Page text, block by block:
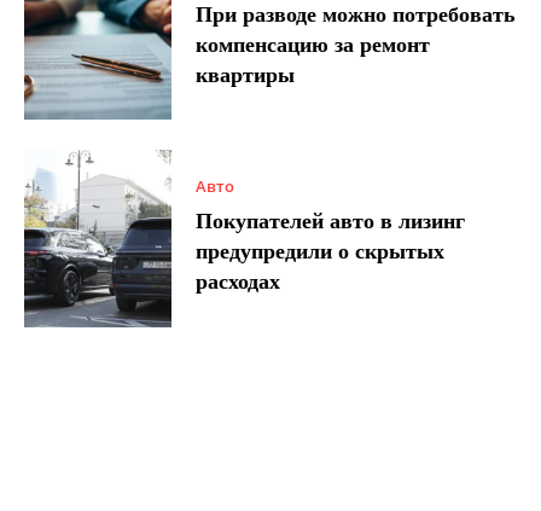
При разводе можно потребовать
компенсацию за ремонт
квартиры
Авто
Покупателей авто в лизинг
предупредили о скрытых
расходах